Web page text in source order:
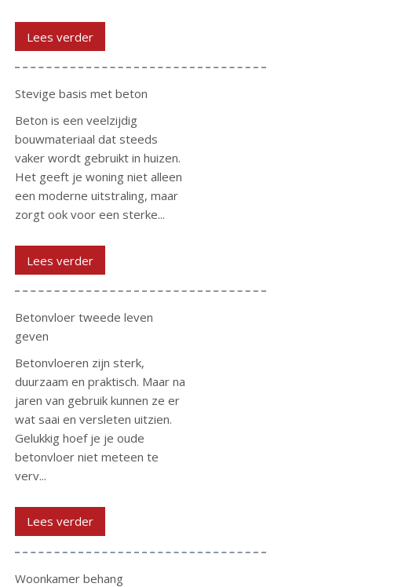
Lees verder
Stevige basis met beton
Beton is een veelzijdig
bouwmateriaal dat steeds
vaker wordt gebruikt in huizen.
Het geeft je woning niet alleen
een moderne uitstraling, maar
zorgt ook voor een sterke...
Lees verder
Betonvloer tweede leven
geven
Betonvloeren zijn sterk,
duurzaam en praktisch. Maar na
jaren van gebruik kunnen ze er
wat saai en versleten uitzien.
Gelukkig hoef je je oude
betonvloer niet meteen te
verv...
Lees verder
Woonkamer behang